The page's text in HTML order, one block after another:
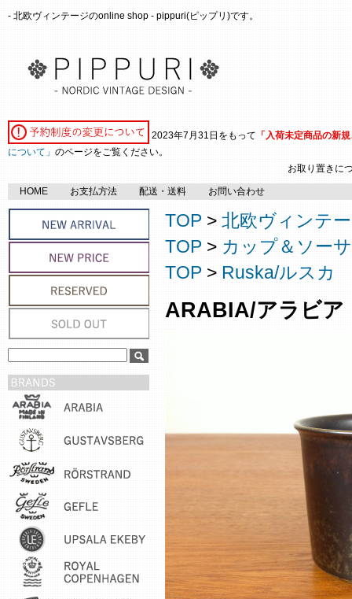
- 北欧ヴィンテージのonline shop - pippuri(ピップリ)です。
2023年7月31日をもって 「入荷未定商品の新
について」 のページをご覧ください。
お取り置きに
HOME お支払方法 配送・送料 お問い合わせ
TOP > 北欧ヴィンテ
TOP > カップ＆ソー
TOP > Ruska/ルスカ
ARABIA/アラビ